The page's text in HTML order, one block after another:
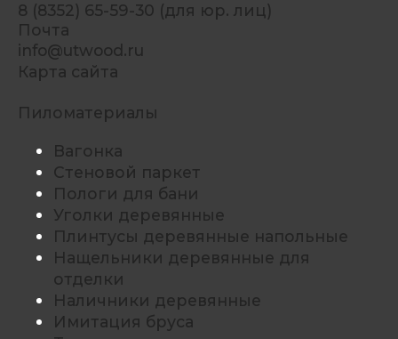
8 (8352) 65-59-30 (для юр. лиц)
Почта
info@utwood.ru
Карта сайта
Пиломатериалы
Вагонка
Стеновой паркет
Пологи для бани
Уголки деревянные
Плинтусы деревянные напольные
Нащельники деревянные для
отделки
Наличники деревянные
Имитация бруса